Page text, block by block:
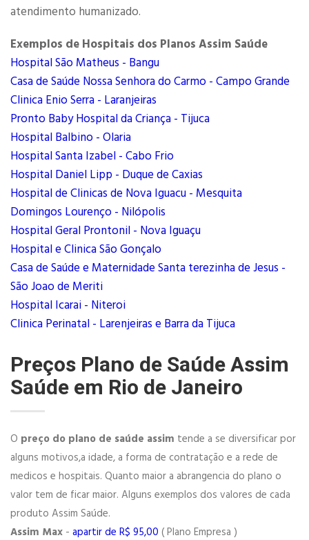
atendimento humanizado.
Exemplos de Hospitais dos Planos Assim Saúde
Hospital São Matheus - Bangu
Casa de Saúde Nossa Senhora do Carmo - Campo Grande
Clinica Enio Serra - Laranjeiras
Pronto Baby Hospital da Criança - Tijuca
Hospital Balbino - Olaria
Hospital Santa Izabel - Cabo Frio
Hospital Daniel Lipp - Duque de Caxias
Hospital de Clinicas de Nova Iguacu - Mesquita
Domingos Lourenço - Nilópolis
Hospital Geral Prontonil - Nova Iguaçu
Hospital e Clinica São Gonçalo
Casa de Saúde e Maternidade Santa terezinha de Jesus -
São Joao de Meriti
Hospital Icarai - Niteroi
Clinica Perinatal - Larenjeiras e Barra da Tijuca
Preços Plano de Saúde Assim
Saúde em Rio de Janeiro
O preço do plano de saúde assim tende a se diversificar por
alguns motivos,a idade, a forma de contratação e a rede de
medicos e hospitais. Quanto maior a abrangencia do plano o
valor tem de ficar maior. Alguns exemplos dos valores de cada
produto Assim Saúde.
Assim Max - apartir de R$ 95,00 ( Plano Empresa )